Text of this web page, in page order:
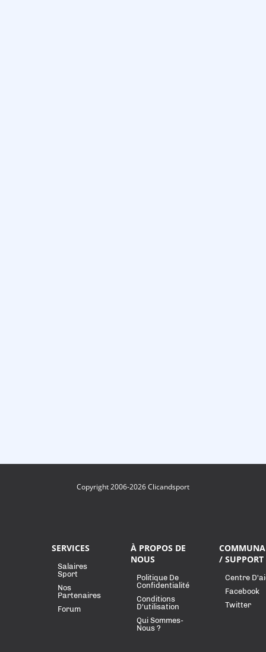
Copyright 2006-2026 Clicandsport
SERVICES
Salaires
Sport
Nos
Partenaires
Forum
À PROPOS DE
NOUS
Politique De
Confidentialité
Conditions
D'utilisation
Qui Sommes-
Nous ?
/ SUPPORT
Centre
Facebook
Twitter